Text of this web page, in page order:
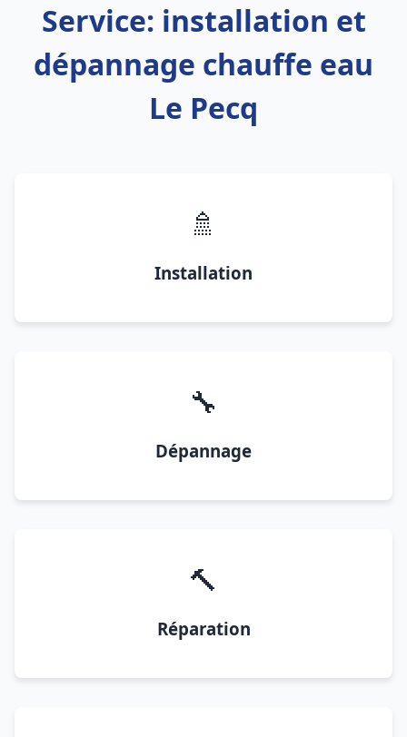
Service: installation et
dépannage chauffe eau
Le Pecq
🚿
Installation
🔧
Dépannage
🔨
Réparation